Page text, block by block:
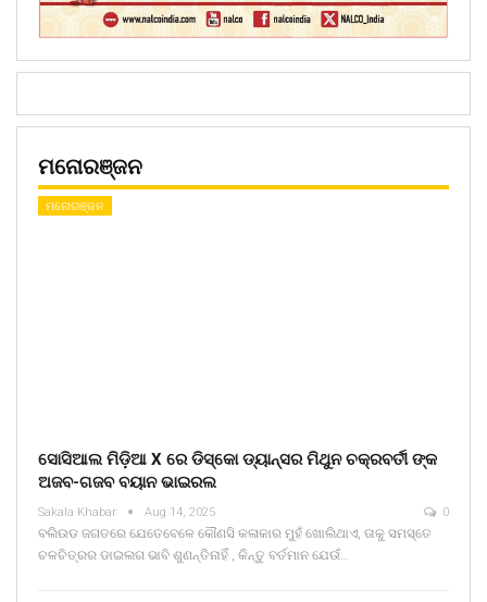
ମନୋରଞ୍ଜନ
ମନୋରଞ୍ଜନ
ସୋସିଆଲ ମିଡ଼ିଆ X ରେ ଡିସ୍କୋ ଡ୍ୟାନ୍ସର ମିଥୁନ ଚକ୍ରବର୍ତୀ ଙ୍କ
ଅଜବ-ଗଜବ ବୟାନ ଭାଇରଲ
Sakala Khabar Aug 14, 2025 0
ବଲିଉଡ ଜଗତରେ ଯେତେବେଳେ କୌଣସି କଳାକାର ମୁହଁ ଖୋଲିଥାଏ, ତାକୁ ସମସ୍ତେ
ଚଳଚିତ୍ରର ଡାଇଲଗ ଭାବି ଶୁଣନ୍ତିନାହିଁ , କିନ୍ତୁ ବର୍ତମାନ ଯେଉଁ…